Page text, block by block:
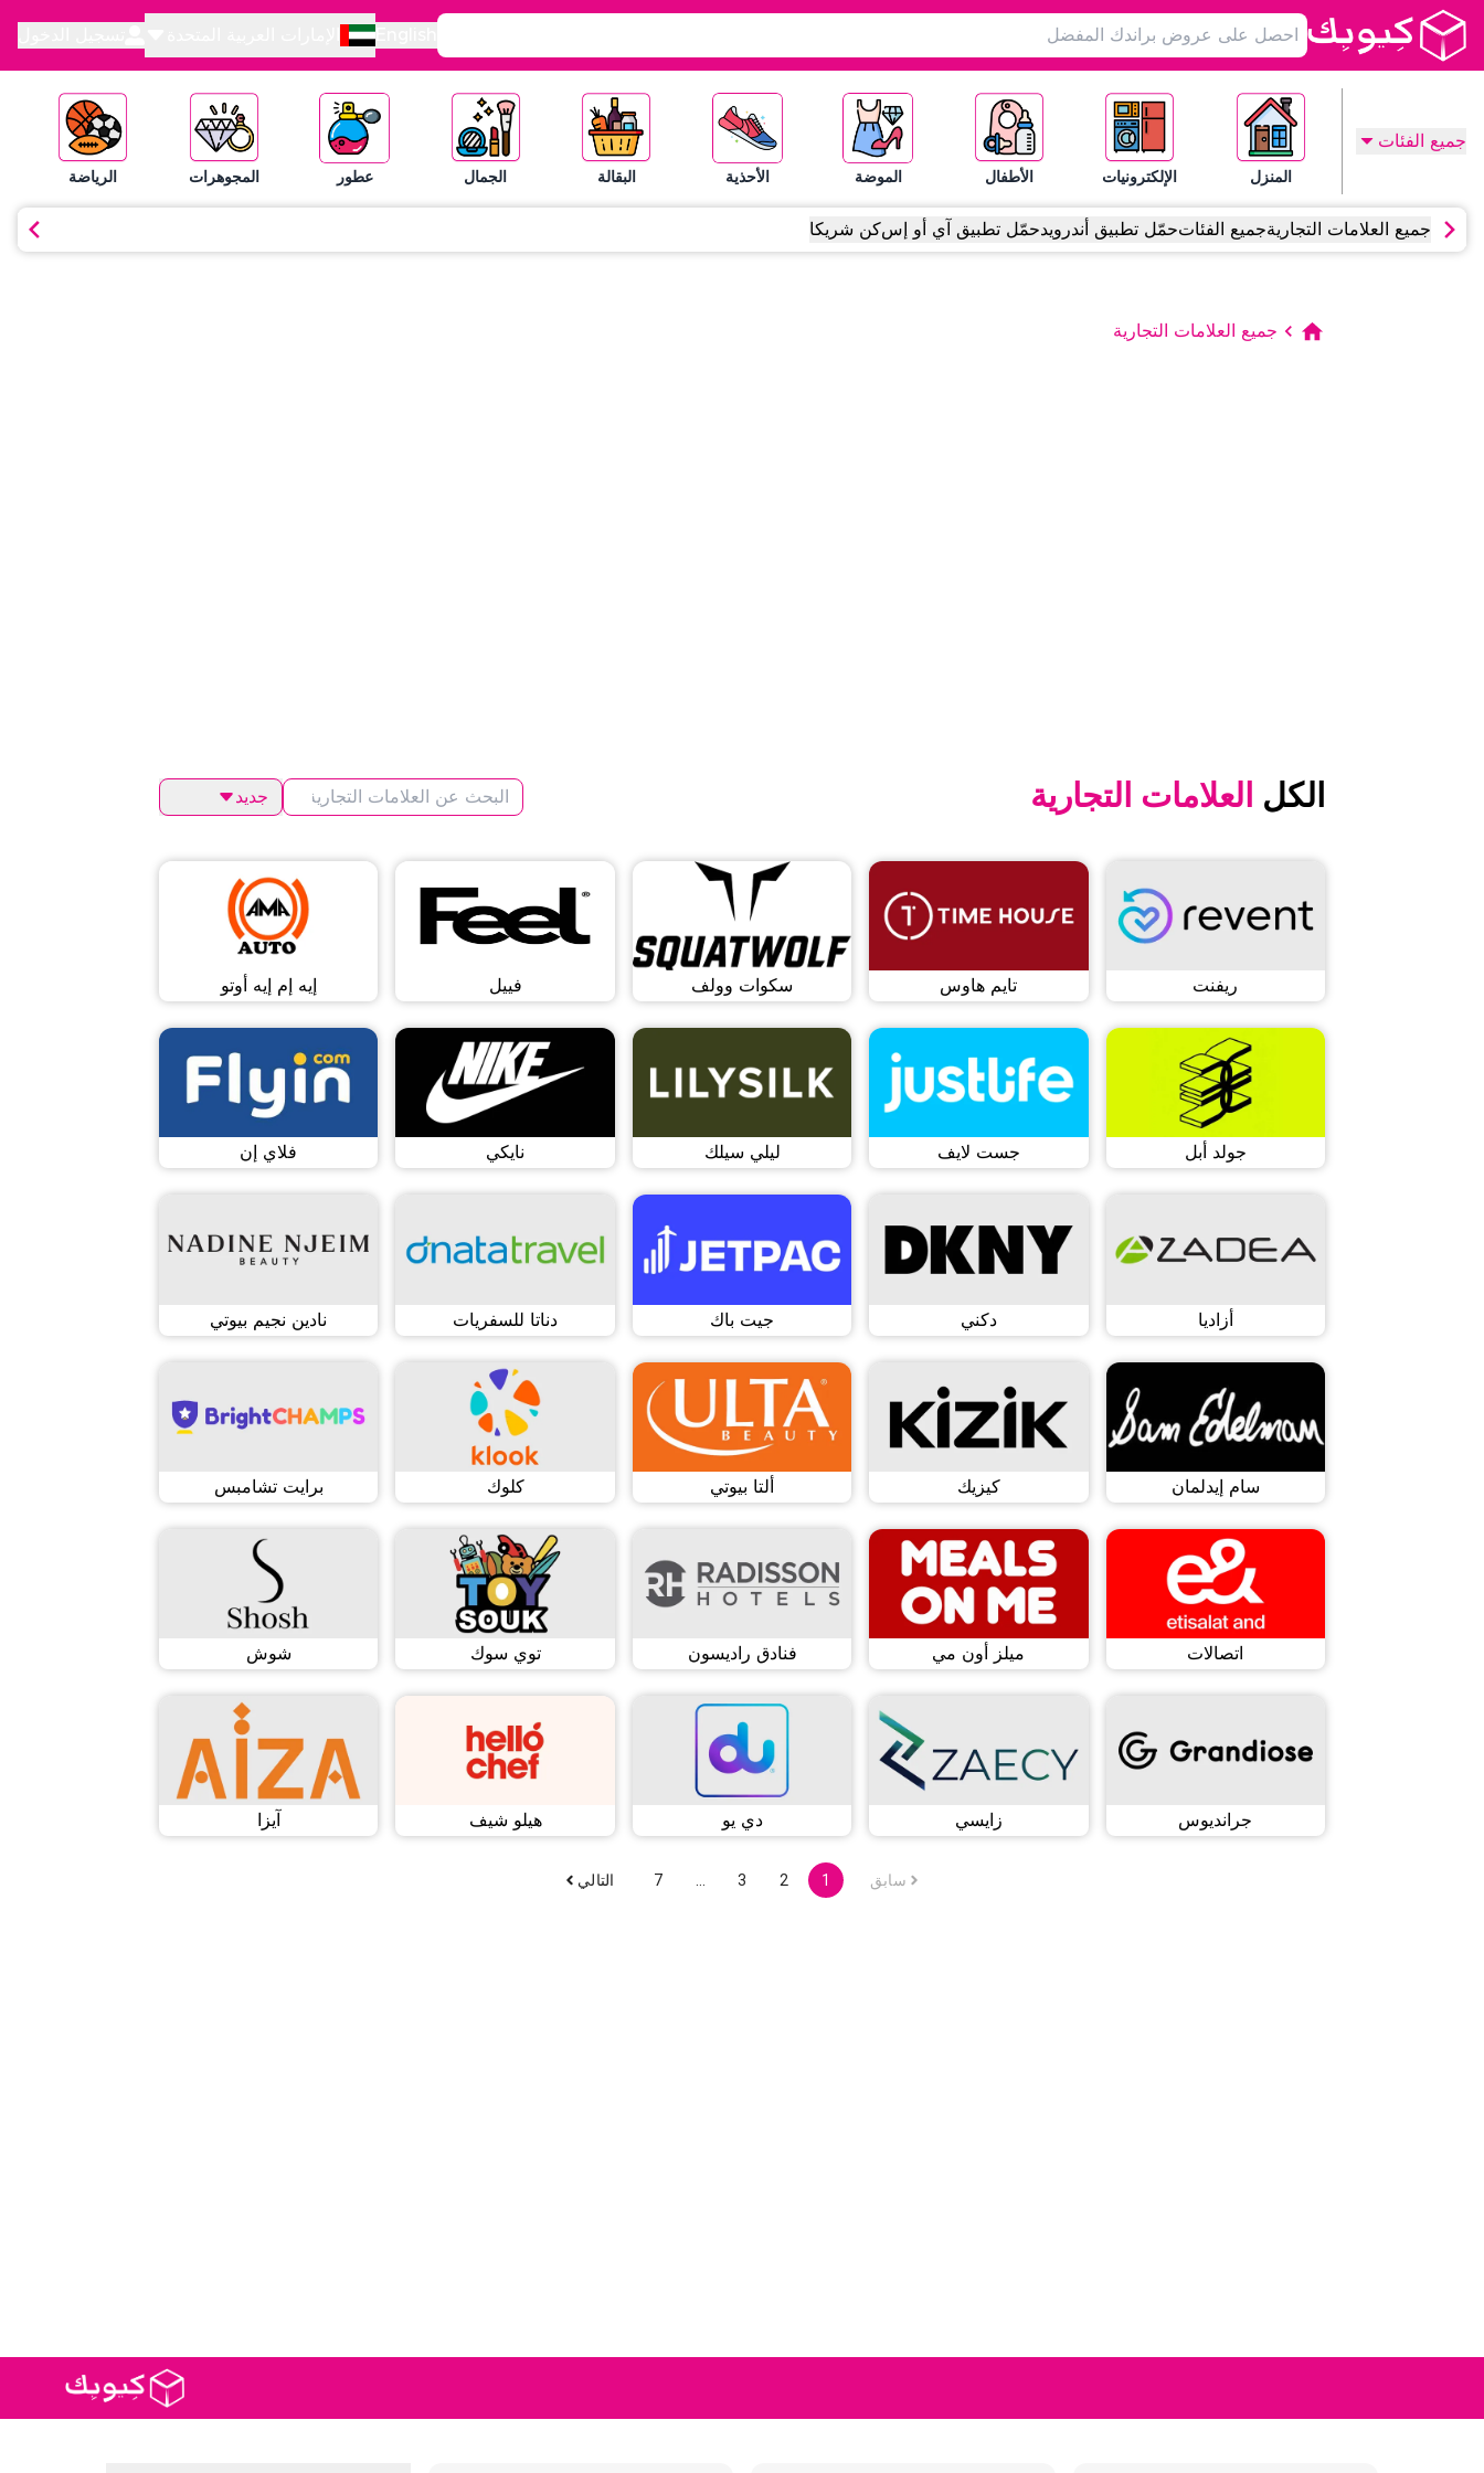
جميع الفئات
المنزل الإلكترونيات الأطفال الموضة الأحذية البقالة الجمال عطور المجوهرات الرياضة
جميع العلامات التجاريةجميع الفئاتحمّل تطبيق أندرويدحمّل تطبيق آي أو إسكن شريكا
جميع العلامات التجارية
الكل العلامات التجارية جديد
ريفنت تايم هاوس سكوات وولف فييل إيه إم إيه أوتو
جولد أبل جست لايف ليلي سيلك نايكي فلاي إن
أزاديا دكني جيت باك دناتا للسفريات نادين نجيم بيوتي
سام إيدلمان كيزيك ألتا بيوتي كلوك برايت تشامبس
اتصالات ميلز أون مي فنادق راديسون توي سوك شوش
جرانديوس زايسي دي يو هيلو شيف آيزا
سابق 1
2
3
7 التالي